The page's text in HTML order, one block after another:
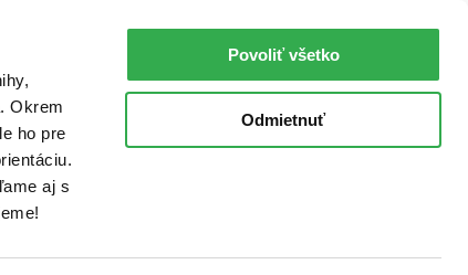
Okrem
ho pre
aj s
Povoliť všetko
Odmietnuť